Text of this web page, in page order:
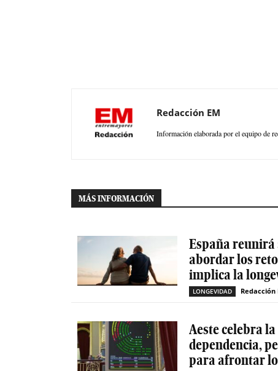
Redacción EM
Información elaborada por el equipo de
MÁS INFORMACIÓN
España
abordar los
implica la
LONGEVIDAD Redacción
Aeste celebra
dependencia,
para afrontar